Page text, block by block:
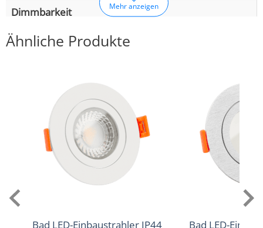
Dimmbarkeit
Ja
20° Reflektor
Lichtstrom (Lumen)
450lm(2700K (Warmweiß)) 470lm
(Warmweiß))
500lm(4000K (Neutralweiß))
Lichtfarbtemperatur (K)
2700K (Warmweiß), 3000K (Warmweiß), 4000K
(Neutralweiß)
Mehr anzeigen
Ähnliche Produkte
Bad LED-Einbaustrahler IP44
Bad LED-